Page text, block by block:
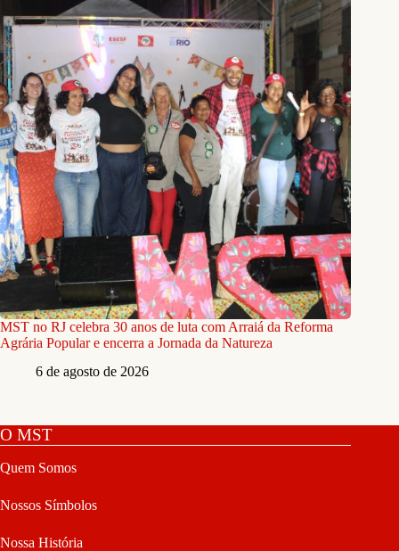
MST no RJ celebra 30 anos de luta com Arraiá da Reforma
Agrária Popular e encerra a Jornada da Natureza
6 de agosto de 2026
O MST
Quem Somos
Nossos Símbolos
Nossa História